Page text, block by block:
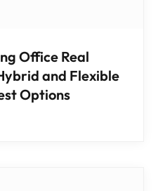
Office Real
and Flexible
Options